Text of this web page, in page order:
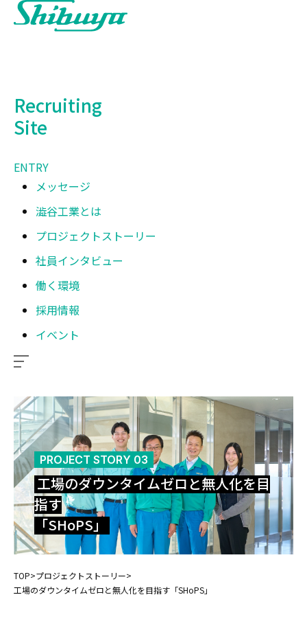
Recruiting
Site
ENTRY
メッセージ
澁谷工業とは
プロジェクトストーリー
社員インタビュー
働く環境
採用情報
イベント
PROJECT STORY 03
工場のダウンタイムゼロと無人化を目
指す
「SHoPS」
TOP>プロジェクトストーリー>
工場のダウンタイムゼロと無人化を目指す 「SHoPS」